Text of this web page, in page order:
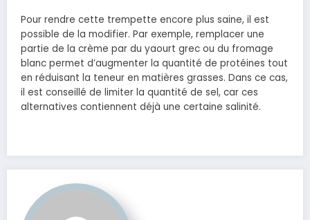
Pour rendre cette trempette encore plus saine, il est
possible de la modifier. Par exemple, remplacer une
partie de la crème par du yaourt grec ou du fromage
blanc permet d’augmenter la quantité de protéines tout
en réduisant la teneur en matières grasses. Dans ce cas,
il est conseillé de limiter la quantité de sel, car ces
alternatives contiennent déjà une certaine salinité.